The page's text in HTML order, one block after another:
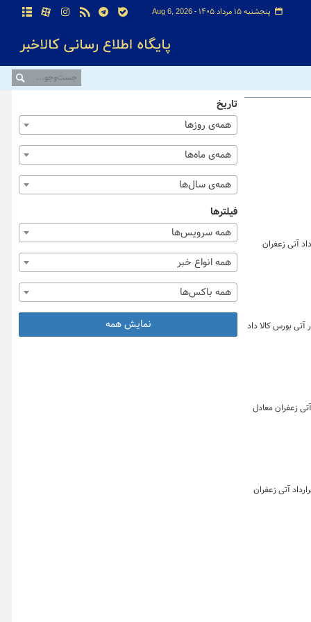
پنجشنبه ۱۵ مرداد ۱۴۰۵ - Aug 6, 2026
ماه ۱۴۰۴ به تفکیک بازارهای گواهی، آتی و صندوق زعفران نشان می دهد که در این روز یک یک هزار و ۴۲ قرارداد آتی زعفران
زعفران نگین به ارزش حدود ۷۹.۲ میلیارد تومان در بازار آتی بورس کالا داد
به تفکیک بازارهای گواهی، آتی و صندوق زعفران نشان می دهد که در این روز یک ۹۱۲ قرارداد آتی زعفران معادل
بازار زعفران در روز ۲۸ اردیبهشت ماه ۱۴۰۴ به تفکیک بازارهای گواهی، آتی و صندوق زعفران نشان می دهد که در این روز یک هزار و ۱۲۸ قرارداد آتی زعفران
تاریخ
همه‌ی روزها
همه‌ی ماه‌ها
همه‌ی سال‌ها
فیلترها
همه سرویس‌ها
همه انواع خبر
همه باکس‌ها
نمایش همه